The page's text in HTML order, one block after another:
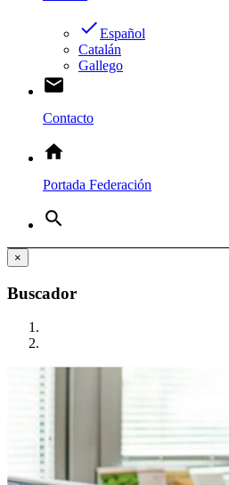
doneEspañol
Catalán
Gallego
email
Contacto
home
Portada Federación
search
×
Buscador